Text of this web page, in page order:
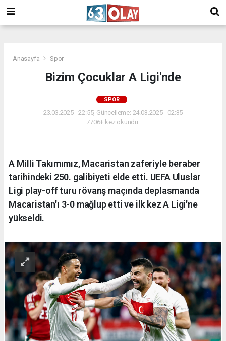
Anasayfa Spor
Bizim Çocuklar A Ligi'nde
SPOR
23.03.2025 - 22:55, Güncelleme: 24.03.2025 - 02:35
7706+ kez okundu.
A Milli Takımımız, Macaristan zaferiyle beraber
tarihindeki 250. galibiyeti elde etti. UEFA Uluslar
Ligi play-off turu rövanş maçında deplasmanda
Macaristan'ı 3-0 mağlup etti ve ilk kez A Ligi'ne
yükseldi.